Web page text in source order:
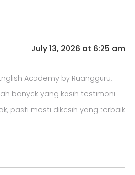
July 13, 2026 at 6:25 am
Academy by Ruangguru,
banyak yang kasih testimoni
pasti mesti dikasih yang terbaik